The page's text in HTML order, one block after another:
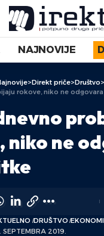
NAJNOVIJE
>Direkt priče>Društvo>
rokove, niko ne
niko ne
DRUŠTVO
2019.